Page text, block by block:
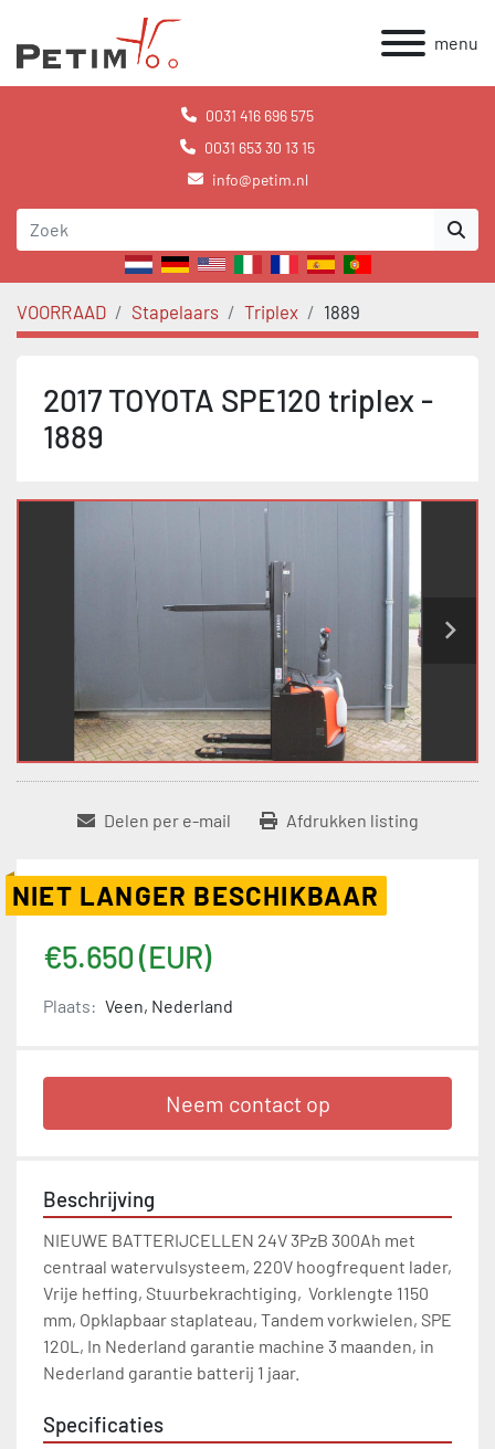
menu
0031 416 696 575
0031 653 30 13 15
info@petim.nl
VOORRAAD Stapelaars Triplex 1889
2017 TOYOTA SPE120 triplex -
1889
Delen per e-mail Afdrukken listing
NIET LANGER BESCHIKBAAR
€5.650 (EUR)
Plaats: Veen, Nederland
Neem contact op
Beschrijving
NIEUWE BATTERIJCELLEN 24V 3PzB 300Ah met
centraal watervulsysteem, 220V hoogfrequent lader,
Vrije heffing, Stuurbekrachtiging,  Vorklengte 1150
mm, Opklapbaar staplateau, Tandem vorkwielen, SPE
120L, In Nederland garantie machine 3 maanden, in
Nederland garantie batterij 1 jaar.
Specificaties